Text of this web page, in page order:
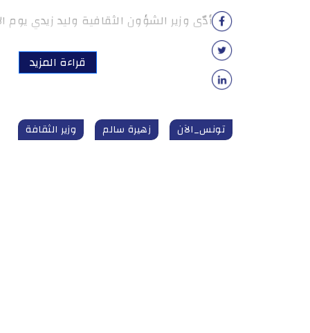
أدّى وزير الشؤون الثقافية وليد زيدي يوم الاثنين 21
قراءة المزيد
تونس_الآن زهيرة سالم وزير الثقافة